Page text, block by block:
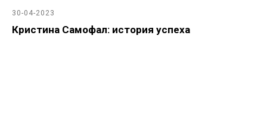
30-04-2023
Кристина Самофал: история успеха